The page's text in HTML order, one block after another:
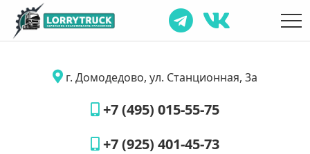
г. Домодедово, ул. Станционная, 3а
+7 (495) 015-55-75
+7 (925) 401-45-73